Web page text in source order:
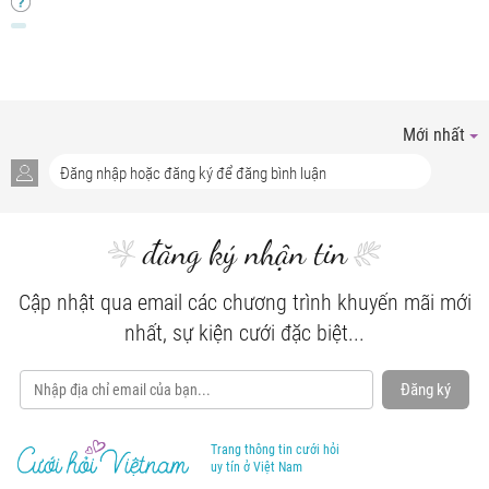
Mới nhất
đăng ký nhận tin
Cập nhật qua email các chương trình khuyến mãi mới
nhất, sự kiện cưới đặc biệt...
Đăng ký
Trang thông tin cưới hỏi
uy tín ở Việt Nam